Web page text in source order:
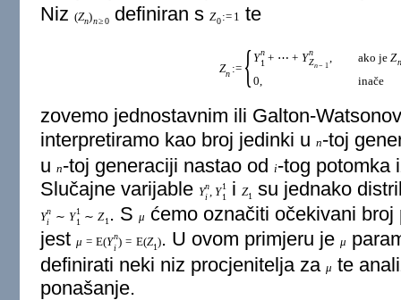
Niz (Zn)n≥0definiran s Z0 := 1 te
Zn := { Yn
1 + ⋯ + Yn
Zn− 1
ako jeZ
0 inače
zovemo jednostavnim ili Galton-
interpretiramo kao broj jedinki u n-toj
u n-toj generaciji nastao od i-tog potomka
Slučajne varijable Yn
i
Y1
1i Z1 su jednako
Yn
i
∼ Y1
1
∼ Z1. S μ ćemo označiti očekivani
jest μ = E(Yn
i) = E(Z1). U ovom primjeru jeμ
definirati neki niz procjenitelja za μ te
ponašanje.